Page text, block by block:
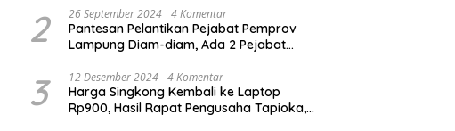
2 26 September 2024 4 Komentar
Pantesan Pelantikan Pejabat Pemprov
Lampung Diam-diam, Ada 2 Pejabat
3 12 Desember 2024 4 Komentar
Harga Singkong Kembali ke Laptop
Rp900, Hasil Rapat Pengusaha Tapioka,